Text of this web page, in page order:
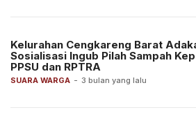
SUARA WARGA - 3 bulan yang lalu
Kelurahan Cengkareng Barat
Sosialisasi Ingub Pilah Sampah
PPSU dan RPTRA